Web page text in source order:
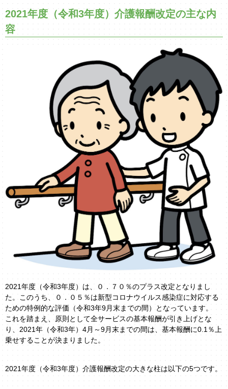
2021年度（令和3年度）介護報酬改定の主な内
容
2021年度（令和3年度）は、０．７０％のプラス改定となりまし
た。このうち、０．０５％は新型コロナウイルス感染症に対応する
ための特例的な評価（令和3年9月末までの間）となっています。
これを踏まえ、原則として全サービスの基本報酬が引き上げとな
り、2021年（令和3年）4月～9月末までの間は、基本報酬に0.1％上
乗せすることが決まりました。
2021年度（令和3年度）介護報酬改定の大きな柱は以下の5つです。